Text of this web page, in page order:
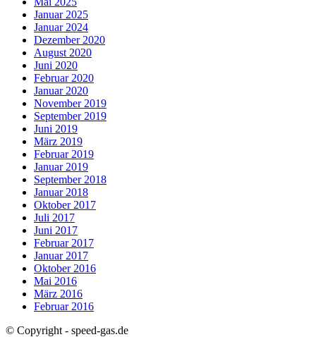
Januar 2025
Januar 2024
Dezember 2020
August 2020
Juni 2020
Februar 2020
Januar 2020
November 2019
September 2019
Juni 2019
März 2019
Februar 2019
Januar 2019
September 2018
Januar 2018
Oktober 2017
Juli 2017
Juni 2017
Februar 2017
Januar 2017
Oktober 2016
Mai 2016
März 2016
Februar 2016
© Copyright - speed-gas.de